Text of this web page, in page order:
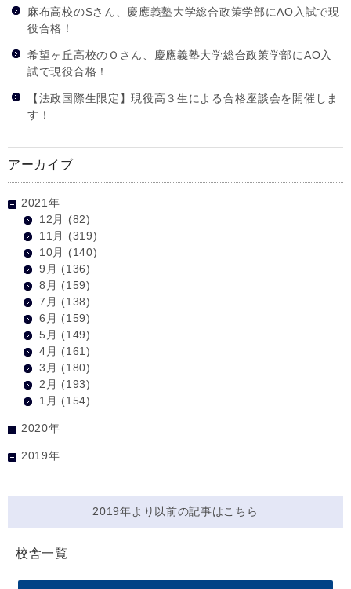
麻布高校のSさん、慶應義塾大学総合政策学部にAO入試で現
役合格！
希望ヶ丘高校のＯさん、慶應義塾大学総合政策学部にAO入
試で現役合格！
【法政国際生限定】現役高３生による合格座談会を開催しま
す！
アーカイブ
2021年
12月
(82)
11月
(319)
10月
(140)
9月 (136)
8月 (159)
7月 (138)
6月 (159)
5月 (149)
4月 (161)
3月 (180)
2月 (193)
1月 (154)
2020年
2019年
2019年より以前の記事はこちら
校舎一覧